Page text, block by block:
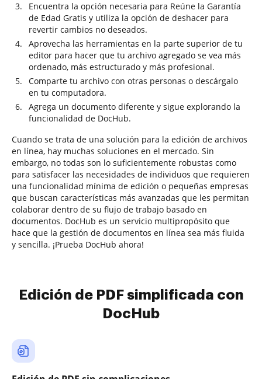
Encuentra la opción necesaria para Reúne la Garantía
de Edad Gratis y utiliza la opción de deshacer para
revertir cambios no deseados.
Aprovecha las herramientas en la parte superior de tu
editor para hacer que tu archivo agregado se vea más
ordenado, más estructurado y más profesional.
Comparte tu archivo con otras personas o descárgalo
en tu computadora.
Agrega un documento diferente y sigue explorando la
funcionalidad de DocHub.
Cuando se trata de una solución para la edición de archivos
en línea, hay muchas soluciones en el mercado. Sin
embargo, no todas son lo suficientemente robustas como
para satisfacer las necesidades de individuos que requieren
una funcionalidad mínima de edición o pequeñas empresas
que buscan características más avanzadas que les permitan
colaborar dentro de su flujo de trabajo basado en
documentos. DocHub es un servicio multipropósito que
hace que la gestión de documentos en línea sea más fluida
y sencilla. ¡Prueba DocHub ahora!
Edición de PDF simplificada con
DocHub